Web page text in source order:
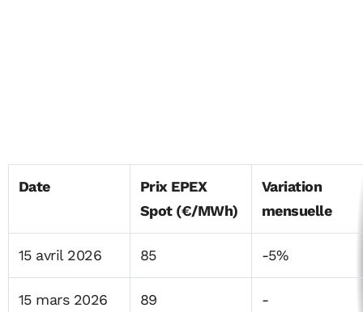
Date
Prix EPEX
Spot (€/MWh)
Variation
mensuelle
15 avril 2026 85 -5%
15 mars 2026 89 -